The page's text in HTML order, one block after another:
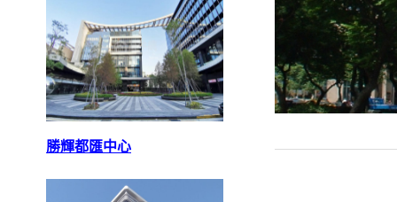
勝輝都匯中心